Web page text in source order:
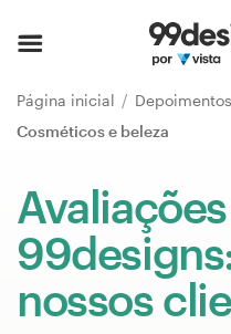
Página inicial Depoimentos
Cosméticos e beleza
nossos
Página inicial
Pesquisar categorias
Encontre um designer
Inspiração
99designs Pro